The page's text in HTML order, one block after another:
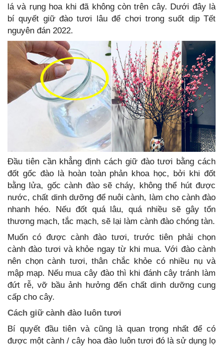
lá và rụng hoa khi đã không còn trên cây. Dưới đây là
bí quyết giữ đào tươi lâu để chơi trong suốt dịp Tết
nguyên đán 2022.
Đầu tiên cần khẳng định cách giữ đào tươi bằng cách
đốt gốc đào là hoàn toàn phản khoa học, bởi khi đốt
bằng lửa, gốc cành đào sẽ cháy, không thể hút được
nước, chất dinh dưỡng để nuôi cành, làm cho cành đào
nhanh héo. Nếu đốt quá lâu, quá nhiều sẽ gây tổn
thương mạch, tắc mạch, sẽ lại làm cành đào chóng tàn.
Muốn có được cành đào tươi, trước tiên phải chọn
cành đào tươi và khỏe ngay từ khi mua. Với đào cành
nên chọn cành tươi, thân chắc khỏe có nhiều nụ và
mập mạp. Nếu mua cây đào thì khi đánh cây tránh làm
đứt rễ, vỡ bầu ảnh hưởng đến chất dinh dưỡng cung
cấp cho cây.
Cách giữ cành đào luôn tươi
Bí quyết đầu tiên và cũng là quan trọng nhất để có
được một cành / cây hoa đào luôn tươi đó là sử dụng lọ